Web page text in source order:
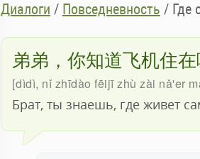
Диалоги / Повседневность / Где
弟弟，你知道飞机住
dìdì, nǐ zhīdào fēijī zhù zài nǎ'er
Брат, ты знаешь, где живет